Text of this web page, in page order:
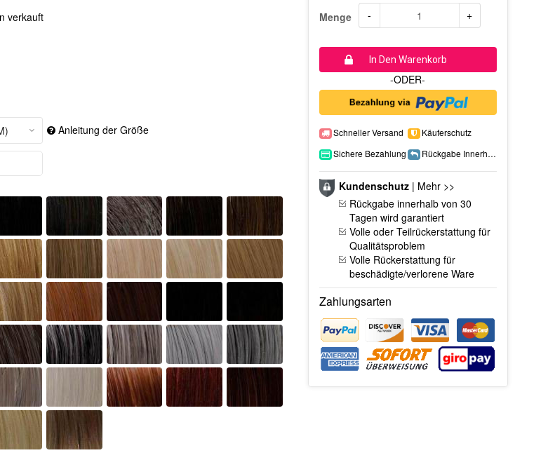
verkauft
Anleitung der Größe
Menge - +
In Den Warenkorb
-ODER-
Schneller Versand
Käuferschutz
Sichere Bezahlung
Rückgabe Innerhalb 15 Tage
Kundenschutz| Mehr >>
Rückgabe innerhalb von 30
Tagen wird garantiert
Volle oder Teilrückerstattung für
Qualitätsproblem
Volle Rückerstattung für
beschädigte/verlorene Ware
Zahlungsarten